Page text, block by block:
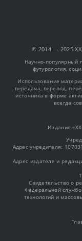
© 2014 — 2025
Научно-популярный
футурология,
Использование
передача, перевод,
источника в форме
всегда
Издание
Адрес учредителя:
Адрес издателя и
Свидетельство о
Федеральной
технологий и